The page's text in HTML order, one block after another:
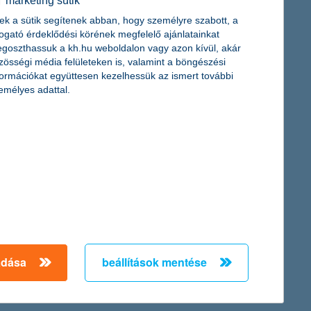
megkérdezésén alapuló K&H kkv bizalmi index
csökkenése mögött leginkább az áll, hogy a vállalkozások
csökkenést mutat”– mondta el Németh László, a K&H
a magas hitelköltségek miatt 46%-kal csökkent az egy évvel
de a várakozásoknak megfelelően alakultak. A nem-teljesítő
a sütik segítenek abban, hogy személyre szabott, a
érdeklődési körének megfelelő ajánlatainkat
a kh.hu weboldalon vagy azon kívül, akár
média felületeken is, valamint a böngészési
együttesen kezelhessük az ismert további
adattal.
beállítások mentése